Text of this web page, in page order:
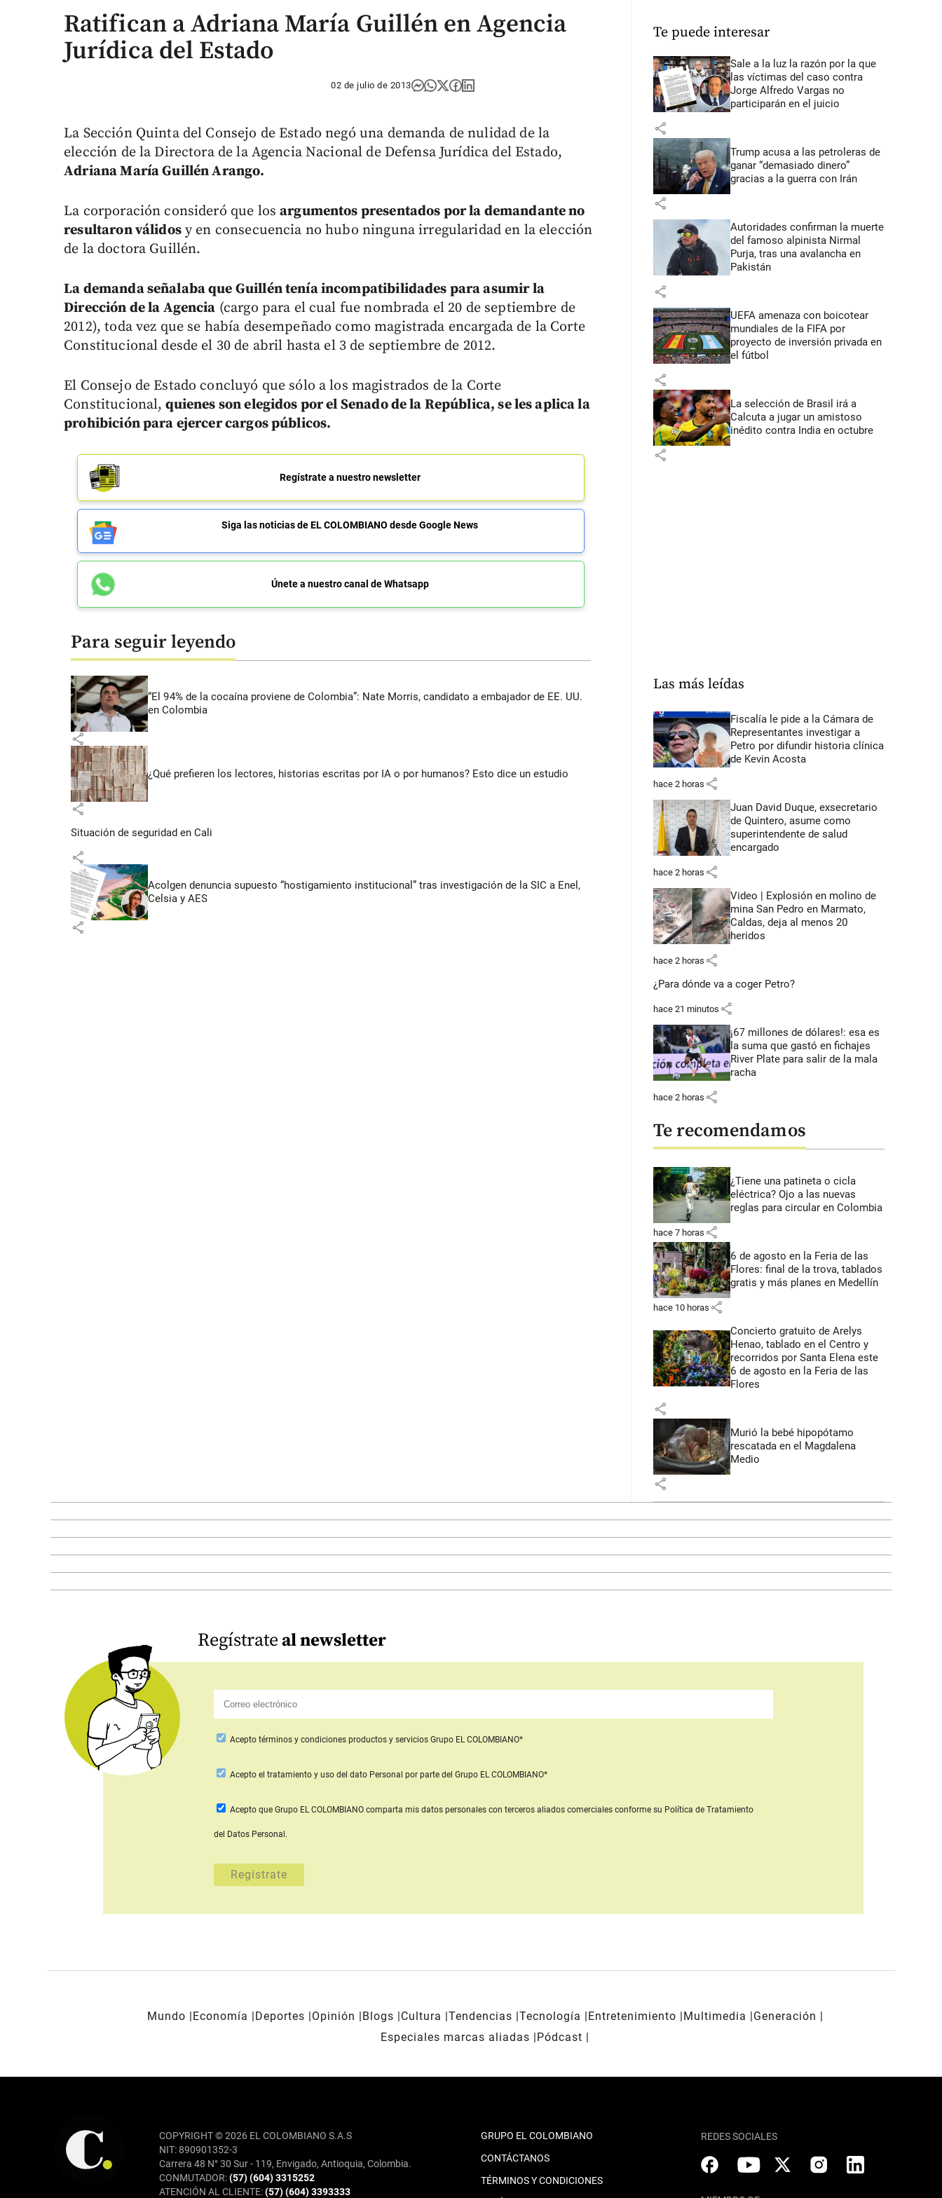
Ratifican a Adriana María Guillén en Agencia
Jurídica del Estado
02 de julio de 2013
La Sección Quinta del Consejo de Estado negó una demanda de nulidad de la
elección de la Directora de la Agencia Nacional de Defensa Jurídica del Estado,
Adriana María Guillén Arango.
La corporación consideró que losargumentos presentados por la demandante no
resultaron válidosy en consecuencia no hubo ninguna irregularidad en la elección
de la doctora Guillén.
La demanda señalaba que Guillén tenía incompatibilidades para asumir la
Dirección de la Agencia (cargo para el cual fue nombrada el 20 de septiembre de
2012), toda vez que se había desempeñado como magistrada encargada de la Corte
Constitucional desde el 30 de abril hasta el 3 de septiembre de 2012.
El Consejo de Estado concluyó que sólo a los magistrados de la Corte
Constitucional, quienes son elegidos por el Senado de la República, se les aplica la
prohibición para ejercer cargos públicos.
Regístrate a nuestro newsletter
Siga las noticias de EL COLOMBIANO desde Google News
Únete a nuestro canal de Whatsapp
Para seguir leyendo
“El 94% de la cocaína proviene de Colombia”: Nate Morris, candidato a embajador de EE. UU.
en Colombia
share
¿Qué prefieren los lectores, historias escritas por IA o por humanos? Esto dice un estudio
share
Situación de seguridad en Cali
share
Acolgen denuncia supuesto “hostigamiento institucional” tras investigación de la SIC a Enel,
Celsia y AES
share
Te puede interesar
Sale a la luz la razón por la que
las víctimas del caso contra
Jorge Alfredo Vargas no
participarán en el juicio
share
Trump acusa a las petroleras de
ganar “demasiado dinero”
gracias a la guerra con Irán
share
Autoridades confirman la muerte
del famoso alpinista Nirmal
Purja, tras una avalancha en
Pakistán
share
UEFA amenaza con boicotear
mundiales de la FIFA por
proyecto de inversión privada en
el fútbol
share
La selección de Brasil irá a
Calcuta a jugar un amistoso
inédito contra India en octubre
share
Las más leídas
Fiscalía le pide a la Cámara de
Representantes investigar a
Petro por difundir historia clínica
de Kevin Acosta
hace 2 horas share
Juan David Duque, exsecretario
de Quintero, asume como
superintendente de salud
encargado
hace 2 horas share
Video | Explosión en molino de
mina San Pedro en Marmato,
Caldas, deja al menos 20
heridos
hace 2 horas share
¿Para dónde va a coger Petro?
hace 21 minutos share
¡67 millones de dólares!: esa es
la suma que gastó en fichajes
River Plate para salir de la mala
racha
hace 2 horas share
Te recomendamos
¿Tiene una patineta o cicla
eléctrica? Ojo a las nuevas
reglas para circular en Colombia
hace 7 horas share
6 de agosto en la Feria de las
Flores: final de la trova, tablados
gratis y más planes en Medellín
hace 10 horas share
Concierto gratuito de Arelys
Henao, tablado en el Centro y
recorridos por Santa Elena este
6 de agosto en la Feria de las
Flores
share
Murió la bebé hipopótamo
rescatada en el Magdalena
Medio
share
Regístrateal newsletter
Acepto términos y condiciones productos y servicios Grupo EL COLOMBIANO*
Aceptoel tratamiento y uso del dato Personal por parte del Grupo EL COLOMBIANO*
Acepto que Grupo EL COLOMBIANO comparta mis datos personales con terceros aliados comercialesconforme su Política de Tratamiento
del Datos Personal.
Mundo Economía Deportes Opinión Blogs Cultura Tendencias Tecnología Entretenimiento Multimedia
Generación
Especiales marcas aliadas
Pódcast
COPYRIGHT © 2026 EL COLOMBIANO S.A.S
NIT: 890901352-3
Carrera 48 N° 30 Sur - 119, Envigado, Antioquia, Colombia.
CONMUTADOR:(57) (604) 3315252
ATENCIÓN AL CLIENTE:(57) (604) 3393333
GRUPO EL COLOMBIANO
CONTÁCTANOS
TÉRMINOS Y CONDICIONES
REDES SOCIALES